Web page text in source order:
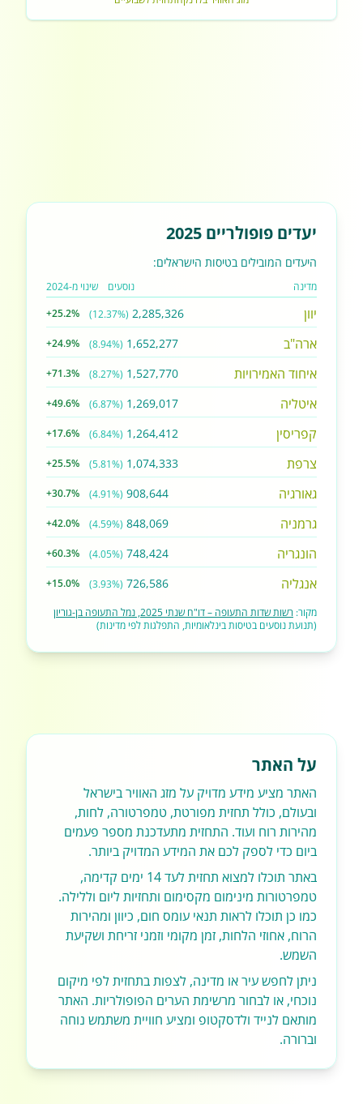
יעדים פופולריים 2025
היעדים המובילים בטיסות הישראלים:
מדינה נוסעים שינוי מ-2024
יוון 2,285,326
(12.37%)
+25.2%
ארה"ב 1,652,277
(8.94%)
+24.9%
איחוד האמירויות 1,527,770
(8.27%)
+71.3%
איטליה 1,269,017
(6.87%)
+49.6%
קפריסין 1,264,412
(6.84%)
+17.6%
צרפת 1,074,333
(5.81%)
+25.5%
גאורגיה 908,644
(4.91%)
+30.7%
גרמניה 848,069
(4.59%)
+42.0%
הונגריה 748,424
(4.05%)
+60.3%
אנגליה 726,586
(3.93%)
+15.0%
מקור: רשות שדות התעופה – דו"ח שנתי 2025, נמל התעופה בן-גוריון
(תנועת נוסעים בטיסות בינלאומיות, התפלגות לפי מדינות)
על האתר
האתר מציע מידע מדויק על מזג האוויר בישראל
ובעולם, כולל תחזית מפורטת, טמפרטורה, לחות,
מהירות רוח ועוד. התחזית מתעדכנת מספר פעמים
ביום כדי לספק לכם את המידע המדויק ביותר.
באתר תוכלו למצוא תחזית לעד 14 ימים קדימה,
טמפרטורות מינימום מקסימום ותחזיות ליום וללילה.
כמו כן תוכלו לראות תנאי עומס חום, כיוון ומהירות
הרוח, אחוזי הלחות, זמן מקומי וזמני זריחת ושקיעת
השמש.
ניתן לחפש עיר או מדינה, לצפות בתחזית לפי מיקום
נוכחי, או לבחור מרשימת הערים הפופולריות. האתר
מותאם לנייד ולדסקטופ ומציע חוויית משתמש נוחה
וברורה.